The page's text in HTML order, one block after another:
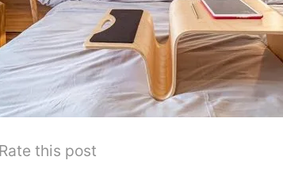
Rate this post